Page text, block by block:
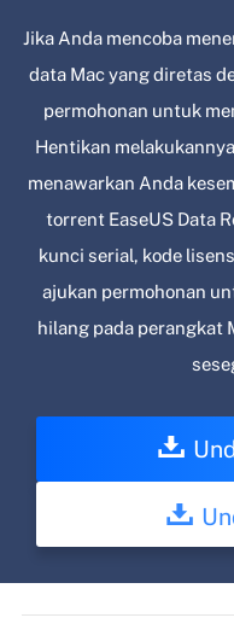
Jika Anda mencoba
data Mac yang diretas
permohonan untuk
Hentikan
menawarkan Anda
torrent EaseUS Data
kunci serial, kode
ajukan permohonan
hilang pada perangkat